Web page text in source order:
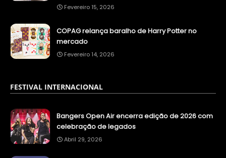
Fevereiro 15, 2026
COPAG relança baralho de Harry Potter no
mercado
Fevereiro 14, 2026
FESTIVAL INTERNACIONAL
Bangers Open Air encerra edição de 2026 com
celebração de legados
Abril 29, 2026